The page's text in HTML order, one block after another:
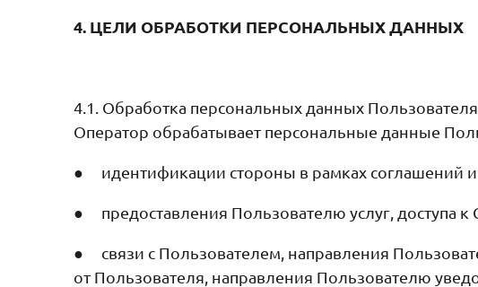
4. ЦЕЛИ ОБРАБОТКИ ПЕРСОНАЛЬНЫХ ДАННЫХ
4.1. Обработка персональных данных
Оператор обрабатывает персональные данные
● идентификации стороны в рамках соглашений
● предоставления Пользователю услуг, доступа к
● связи с Пользователем, направления
от Пользователя, направления Пользователю